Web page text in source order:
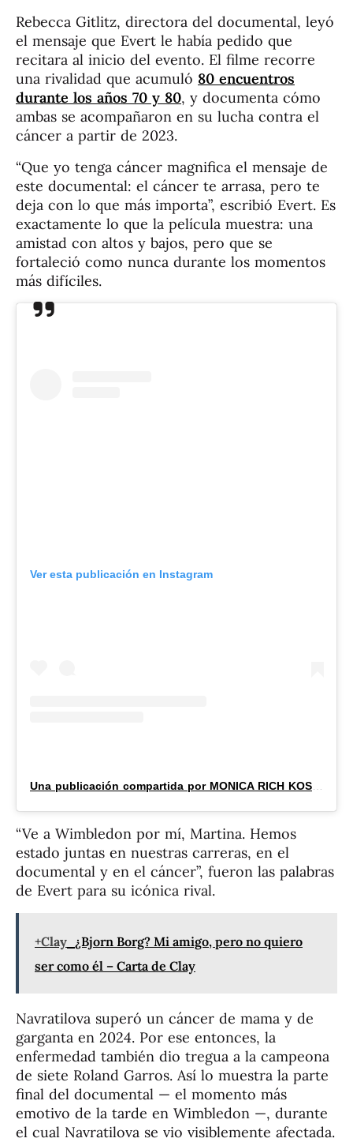
Rebecca Gitlitz, directora del documental, leyó
el mensaje que Evert le había pedido que
recitara al inicio del evento. El filme recorre
una rivalidad que acumuló 80 encuentros
durante los años 70 y 80, y documenta cómo
ambas se acompañaron en su lucha contra el
cáncer a partir de 2023.
“Que yo tenga cáncer magnifica el mensaje de
este documental: el cáncer te arrasa, pero te
deja con lo que más importa”, escribió Evert. Es
exactamente lo que la película muestra: una
amistad con altos y bajos, pero que se
fortaleció como nunca durante los momentos
más difíciles.
Ver esta publicación en Instagram
“Ve a Wimbledon por mí, Martina. Hemos
estado juntas en nuestras carreras, en el
documental y en el cáncer”, fueron las palabras
de Evert para su icónica rival.
+Clay ¿Bjorn Borg? Mi amigo, pero no quiero
ser como él – Carta de Clay
Navratilova superó un cáncer de mama y de
garganta en 2024. Por ese entonces, la
enfermedad también dio tregua a la campeona
de siete Roland Garros. Así lo muestra la parte
final del documental — el momento más
emotivo de la tarde en Wimbledon —, durante
el cual Navratilova se vio visiblemente afectada.